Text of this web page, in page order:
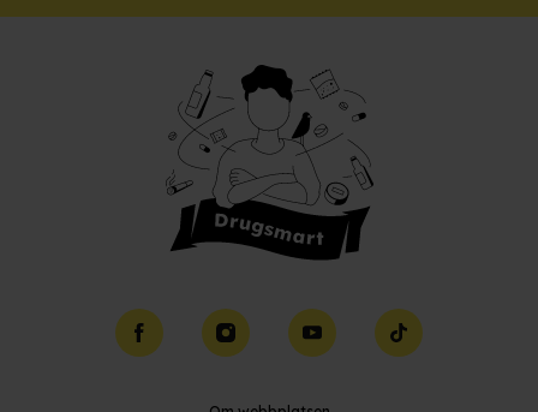
FacebookInstagramYouTube TikTok